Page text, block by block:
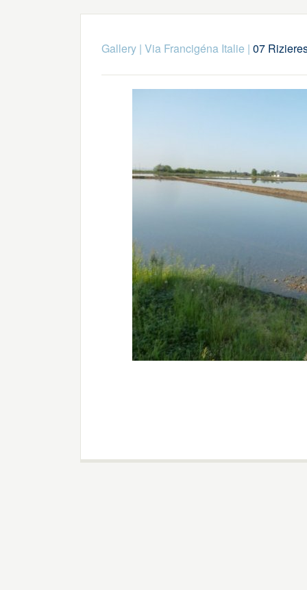
Gallery| Via Francigéna Italie | 07